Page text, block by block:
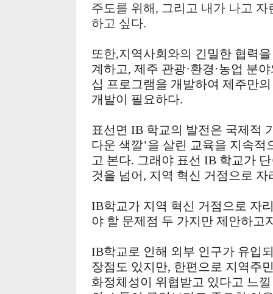
주도를 위해 , 그리고 내가 나고
하고 싶다.
또한,지역사회와의 긴밀한 협력
계하고, 제주 관광·환경·농업 분
십 프로그램을 개발하여 제주만
개발이 필요하다.
표선면 IB 학교의 발전은 국제적
다운 색깔’을 살린 교육을 지속
고 본다. 그래야 표선 IB 학교가
것을 넘어, 지역 혁신 거점으로 자
IB학교가 지역 혁신 거점으로 자
야 할 문제점 두 가지만 제안하고
IB학교로 인해 외부 인구가 유입
장점도 있지만, 한편으로 지역주
화정체성이 위협받고 있다고 느